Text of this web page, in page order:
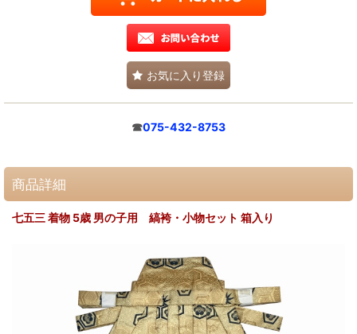
お気に入り登録
☎075-432-8753
商品詳細
七五三 着物 5歳 男の子用 縞袴・小物セット 箱入り